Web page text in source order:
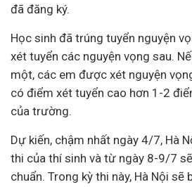
đã đăng ký.
Học sinh đã trúng tuyển nguyện
xét tuyển các nguyện vọng sau.
một, các em được xét nguyện
có điểm xét tuyển cao hơn 1-2
của trường.
Dự kiến, chậm nhất ngày 4/7, Hà
thi của thí sinh và từ ngày 8-9/7
chuẩn. Trong kỳ thi này, Hà Nội sẽ